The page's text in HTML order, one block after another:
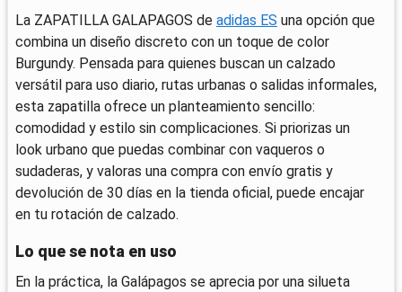
La ZAPATILLA GALAPAGOS de adidas ES una opción que
combina un diseño discreto con un toque de color
Burgundy. Pensada para quienes buscan un calzado
versátil para uso diario, rutas urbanas o salidas informales,
esta zapatilla ofrece un planteamiento sencillo:
comodidad y estilo sin complicaciones. Si priorizas un
look urbano que puedas combinar con vaqueros o
sudaderas, y valoras una compra con envío gratis y
devolución de 30 días en la tienda oficial, puede encajar
en tu rotación de calzado.
Lo que se nota en uso
En la práctica, la Galápagos se aprecia por una silueta